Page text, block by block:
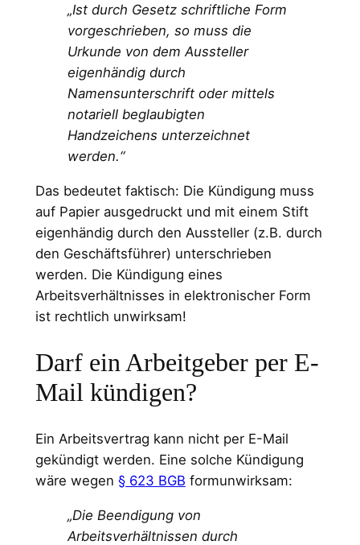
„Ist durch Gesetz schriftliche Form
vorgeschrieben, so muss die
Urkunde von dem Aussteller
eigenhändig durch
Namensunterschrift oder mittels
notariell beglaubigten
Handzeichens unterzeichnet
werden.“
Das bedeutet faktisch: Die Kündigung muss
auf Papier ausgedruckt und mit einem Stift
eigenhändig durch den Aussteller (z.B. durch
den Geschäftsführer) unterschrieben
werden. Die Kündigung eines
Arbeitsverhältnisses in elektronischer Form
ist rechtlich unwirksam!
Darf ein Arbeitgeber per E-
Mail kündigen?
Ein Arbeitsvertrag kann nicht per E-Mail
gekündigt werden. Eine solche Kündigung
wäre wegen § 623 BGB formunwirksam:
„Die Beendigung von
Arbeitsverhältnissen durch